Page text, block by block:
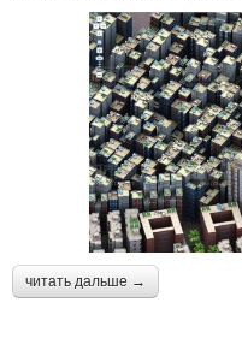
читать дальше →